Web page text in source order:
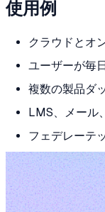
使用例
クラウドとオ
ユーザーが毎
複数の製品ダ
LMS、メール
フェデレーテ